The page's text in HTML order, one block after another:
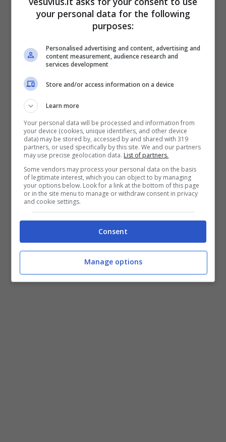
“La chiusura di via Partenope – affermano – è
stata drammatica e lo sarà di più nei prossimi
giorni. Non siamo contrari alle Ztl, ma riteniamo
che ogni provvedimento debba essere discusso
con il territorio”. Richiesta che sembra essere
stata accolta da De Magistris, anche con i
lancio dell’iniziativa ‘Lungomare Liberato’
offre la possibilità a cittadini e imprenditori di
inviare all’amministrazione comunale “idee,
suggerimenti, proposte, spunti di riflessione che
aiutino a progettare un lungomare a misura
d’uomo dove vivibilità e iniziative imprenditoriali
possano convivere, favorendo un rilancio anche
commerciale dell’intera zona”.
your personal data for the following
purposes:
Personalised advertising and content, advertising and
content measurement, audience research and
services development
Store and/or access information on a device
Learn more
Your personal data will be processed and information from
your device (cookies, unique identifiers, and other device
data) may be stored by, accessed by and shared with 319
partners, or used specifically by this site. We and our partners
may use precise geolocation data. List of partners.
Some vendors may process your personal data on the basis
of legitimate interest, which you can object to by managing
your options below. Look for a link at the bottom of this page
or in the site menu to manage or withdraw consent in privacy
and cookie settings.
Consent
Manage options